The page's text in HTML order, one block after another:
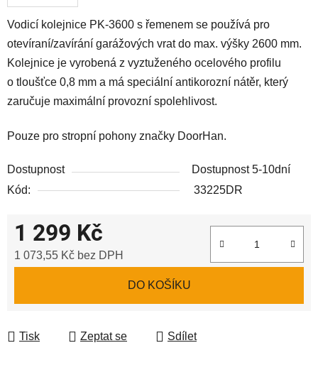
Vodicí kolejnice PK-3600 s řemenem se používá pro
otevíraní/zavírání garážových vrat do max. výšky 2600 mm.
Kolejnice je vyrobená z vyztuženého ocelového profilu
o tloušťce 0,8 mm a má speciální antikorozní nátěr, který
zaručuje maximální provozní spolehlivost.
Pouze pro stropní pohony značky DoorHan.
Dostupnost
Dostupnost 5-10dní
Kód:
33225DR
1 299 Kč
1 073,55 Kč bez DPH
DO KOŠÍKU
Tisk Zeptat se Sdílet